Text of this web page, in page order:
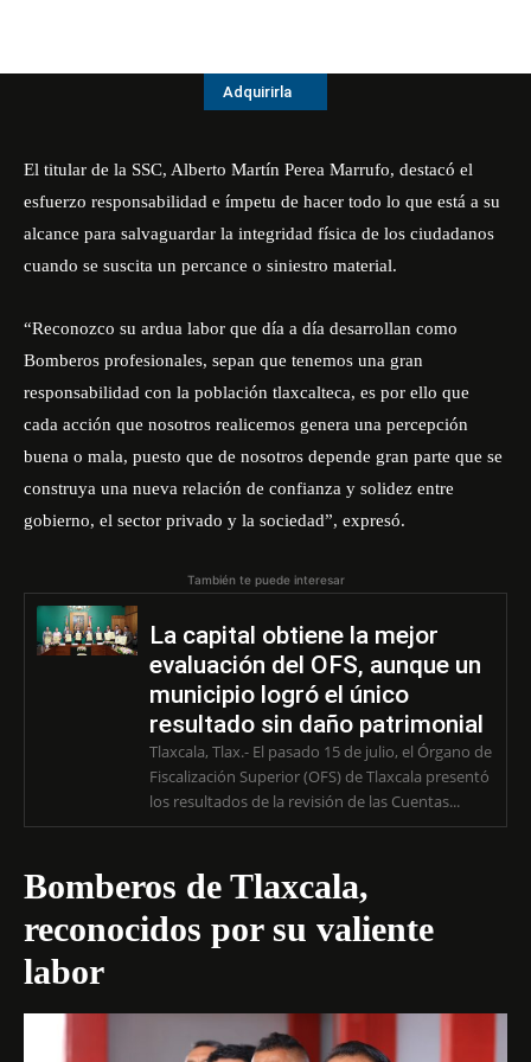
Adquirirla
El titular de la SSC, Alberto Martín Perea Marrufo, destacó el
esfuerzo responsabilidad e ímpetu de hacer todo lo que está a su
alcance para salvaguardar la integridad física de los ciudadanos
cuando se suscita un percance o siniestro material.
“Reconozco su ardua labor que día a día desarrollan como
Bomberos profesionales, sepan que tenemos una gran
responsabilidad con la población tlaxcalteca, es por ello que
cada acción que nosotros realicemos genera una percepción
buena o mala, puesto que de nosotros depende gran parte que se
construya una nueva relación de confianza y solidez entre
gobierno, el sector privado y la sociedad”, expresó.
También te puede interesar
La capital obtiene la mejor
evaluación del OFS, aunque un
municipio logró el único
resultado sin daño patrimonial
Tlaxcala, Tlax.- El pasado 15 de julio, el Órgano de
Fiscalización Superior (OFS) de Tlaxcala presentó
los resultados de la revisión de las Cuentas...
Bomberos de Tlaxcala,
reconocidos por su valiente
labor